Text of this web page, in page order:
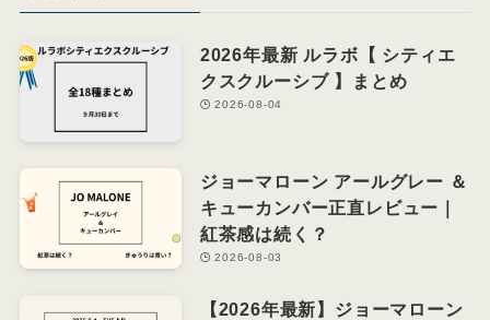
2026年最新 ルラボ【 シティエ
クスクルーシブ 】まとめ
2026-08-04
ジョーマローン アールグレー ＆
キューカンバー正直レビュー｜
紅茶感は続く？
2026-08-03
【2026年最新】ジョーマローン